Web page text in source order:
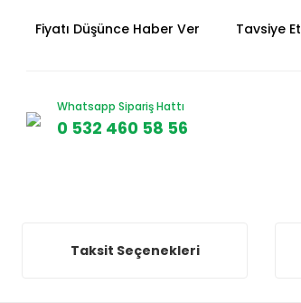
Fiyatı Düşünce Haber Ver Tavsiye Et
Whatsapp Sipariş Hattı
0 532 460 58 56
Taksit Seçenekleri